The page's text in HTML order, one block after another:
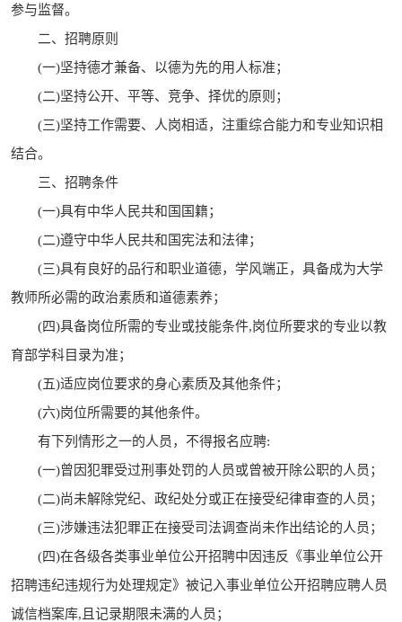
参与监督。
二、招聘原则
(一)坚持德才兼备、以德为先的用人标准；
(二)坚持公开、平等、竞争、择优的原则；
(三)坚持工作需要、人岗相适，注重综合能力和专业知识相
结合。
三、招聘条件
(一)具有中华人民共和国国籍；
(二)遵守中华人民共和国宪法和法律；
(三)具有良好的品行和职业道德，学风端正，具备成为大学
教师所必需的政治素质和道德素养；
(四)具备岗位所需的专业或技能条件,岗位所要求的专业以教
育部学科目录为准；
(五)适应岗位要求的身心素质及其他条件；
(六)岗位所需要的其他条件。
有下列情形之一的人员，不得报名应聘:
(一)曾因犯罪受过刑事处罚的人员或曾被开除公职的人员；
(二)尚未解除党纪、政纪处分或正在接受纪律审查的人员；
(三)涉嫌违法犯罪正在接受司法调查尚未作出结论的人员；
(四)在各级各类事业单位公开招聘中因违反《事业单位公开
招聘违纪违规行为处理规定》被记入事业单位公开招聘应聘人员
诚信档案库,且记录期限未满的人员；